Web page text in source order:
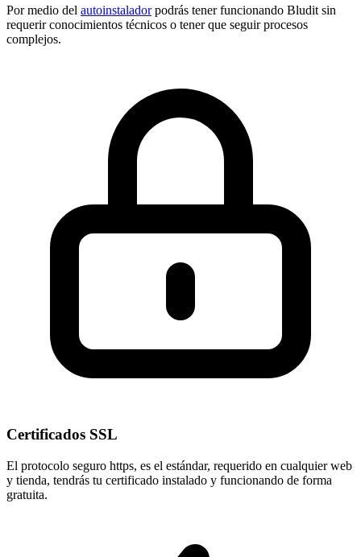
Por medio del autoinstaladorpodrás tener funcionando Bludit sin
requerir conocimientos técnicos o tener que seguir procesos
complejos.
Certificados SSL
El protocolo seguro https, es el estándar, requerido en cualquier web
y tienda, tendrás tu certificado instalado y funcionando de forma
gratuita.